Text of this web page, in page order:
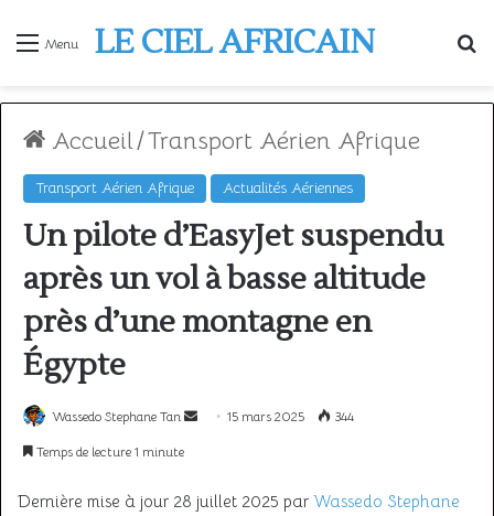
Menu LE CIEL AFRICAIN
Accueil/Transport Aérien Afrique
Transport Aérien Afrique Actualités Aériennes
Un pilote d’EasyJet suspendu
après un vol à basse altitude
près d’une montagne en
Égypte
Wassedo Stephane Tan
Envoyer15 mars 2025 344
Temps de lecture 1 minute
Dernière mise à jour 28 juillet 2025 par Wassedo Stephane